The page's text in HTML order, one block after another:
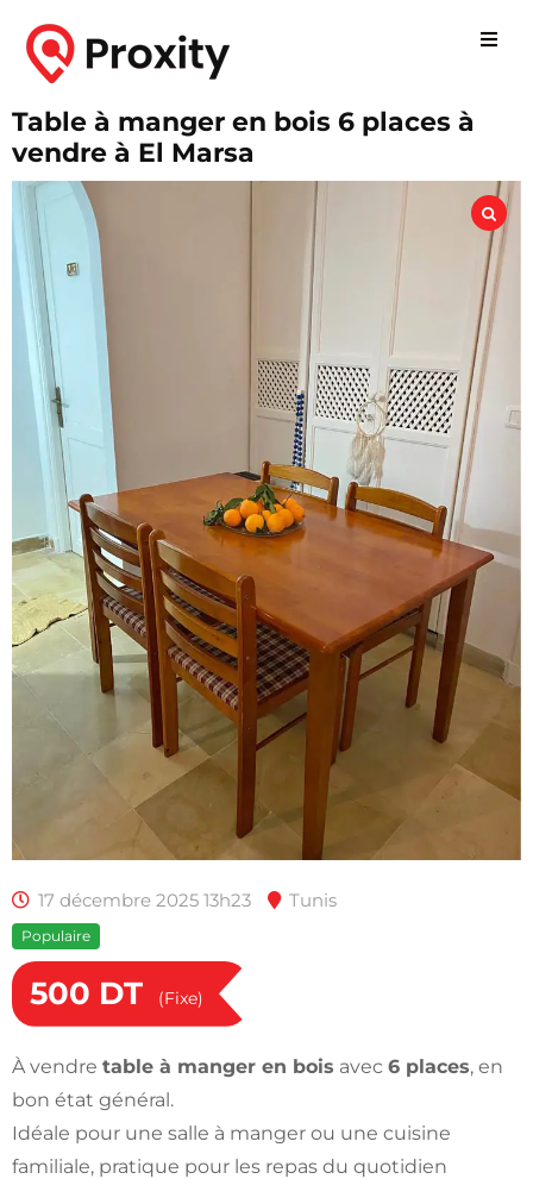
Table à manger en bois 6 places à
vendre à El Marsa
17 décembre 2025 13h23 Tunis
Populaire
500 DT (Fixe)
À vendre table à manger en bois avec 6 places, en
bon état général.
Idéale pour une salle à manger ou une cuisine
familiale, pratique pour les repas du quotidien